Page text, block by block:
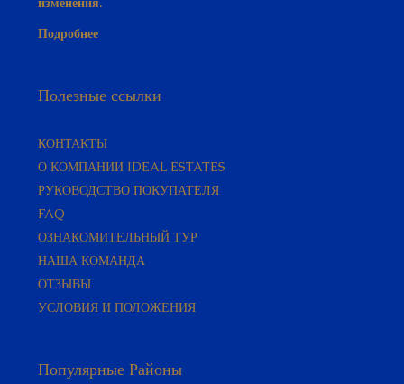
Подробнее
О КОМПАНИИ IDEAL ESTATES
РУКОВОДСТВО ПОКУПАТЕЛЯ​
FAQ
ОЗНАКОМИТЕЛЬНЫЙ ТУР
НАША КОМАНДА
ОТЗЫВЫ
УСЛОВИЯ И ПОЛОЖЕНИЯ